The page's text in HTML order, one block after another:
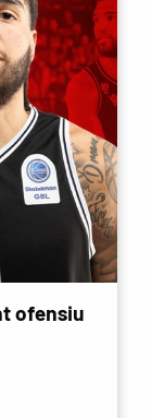
ofensiu